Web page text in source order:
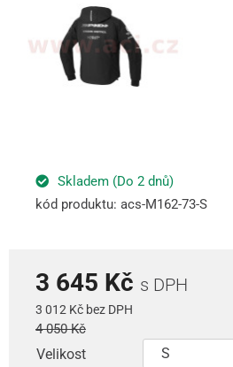
Skladem (Do 2 dnů)
kód produktu: acs-M162-73-S
3 645 Kč s DPH
3 012 Kč bez DPH
4 050 Kč
Velikost